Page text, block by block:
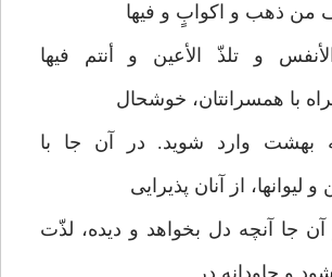
من ذهب و اكوابٍ و فيها
و تلذّ الأعين و أنتم فيها
بهشت وارد شويد. در آن جا با
ليوانها، از آنان پذيرايى
جا آنچه دل بخواهد و ديده، لذّت